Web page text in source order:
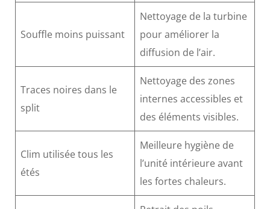
Souffle moins puissant
Nettoyage de la turbine
pour améliorer la
diffusion de l’air.
Traces noires dans le
split
Nettoyage des zones
internes accessibles et
des éléments visibles.
Clim utilisée tous les
étés
Meilleure hygiène de
l’unité intérieure avant
les fortes chaleurs.